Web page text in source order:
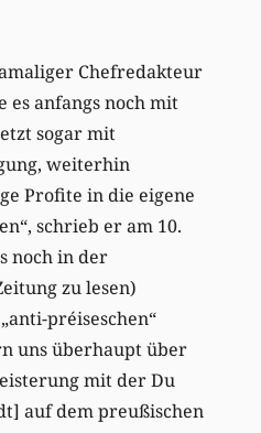
Chefredakteur
es anfangs noch mit
sogar mit
weiterhin
Profite in die eigene
schrieb er am 10.
noch in der
zu lesen)
préiseschen“
uns überhaupt über
mit der Du
auf dem preußischen